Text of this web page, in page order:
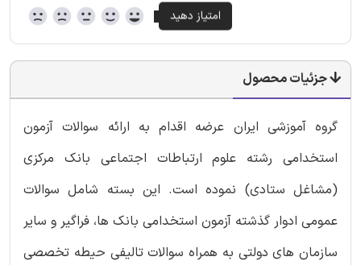
جزئیات محصول
گروه آموزشی ایران عرضه اقدام به ارائه سوالات آزمون
استخدامی رشته علوم ارتباطات اجتماعی بانک مرکزی
(مشاغل ستادی) نموده است. این بسته شامل سوالات
عمومی ادوار گذشته آزمون استخدامی بانک ها، فراگیر و سایر
سازمان های دولتی به همراه سوالات تالیفی حیطه تخصصی